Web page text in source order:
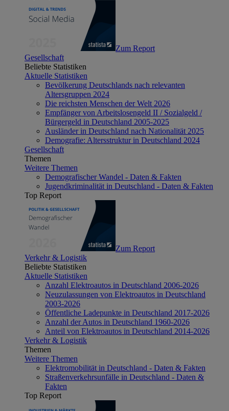
Zum Report
Gesellschaft
Beliebte Statistiken
Aktuelle Statistiken
Bevölkerung Deutschlands nach relevanten
Altersgruppen 2024
Die reichsten Menschen der Welt 2026
Empfänger von Arbeitslosengeld II / Sozialgeld /
Bürgergeld in Deutschland 2005-2025
Ausländer in Deutschland nach Nationalität 2025
Demografie: Altersstruktur in Deutschland 2024
Gesellschaft
Themen
Weitere Themen
Demografischer Wandel - Daten & Fakten
Jugendkriminalität in Deutschland - Daten & Fakten
Top Report
Zum Report
Verkehr & Logistik
Beliebte Statistiken
Aktuelle Statistiken
Anzahl Elektroautos in Deutschland 2006-2026
Neuzulassungen von Elektroautos in Deutschland
2003-2026
Öffentliche Ladepunkte in Deutschland 2017-2026
Anzahl der Autos in Deutschland 1960-2026
Anteil von Elektroautos in Deutschland 2014-2026
Verkehr & Logistik
Themen
Weitere Themen
Elektromobilität in Deutschland - Daten & Fakten
Straßenverkehrsunfälle in Deutschland - Daten &
Fakten
Top Report